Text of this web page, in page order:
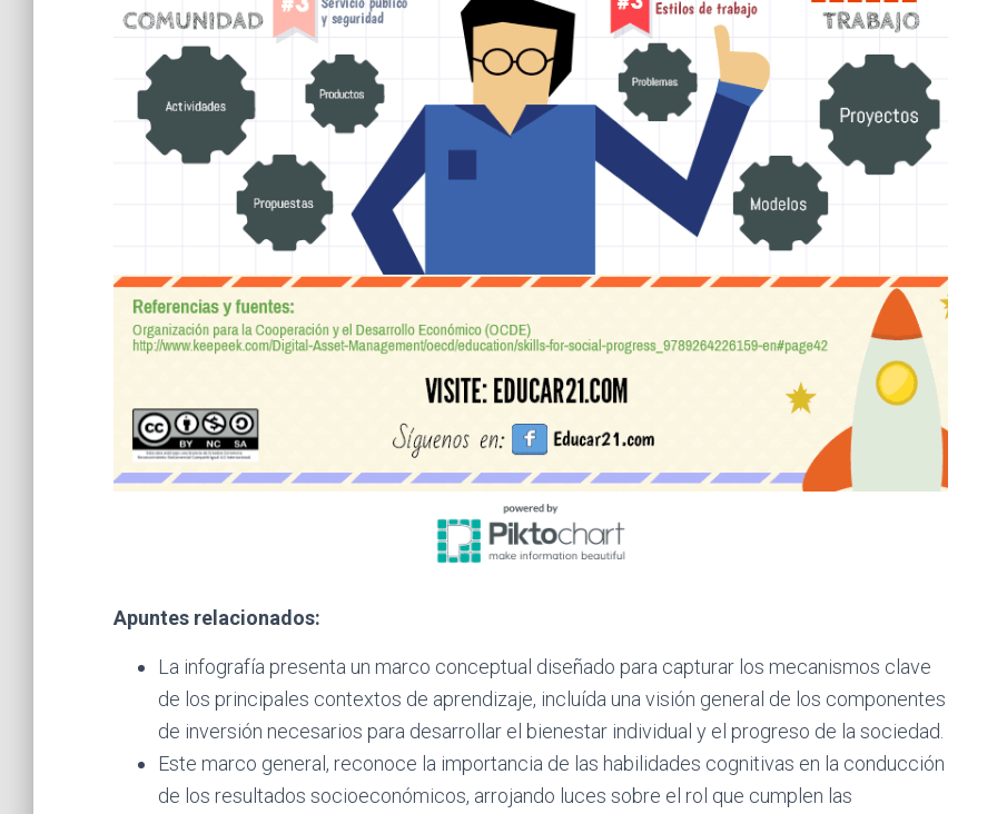
Apuntes relacionados:
La infografía presenta un marco conceptual diseñado para capturar los mecanismos clave
de los principales contextos de aprendizaje, incluída una visión general de los componentes
de inversión necesarios para desarrollar el bienestar individual y el progreso de la sociedad.
Este marco general, reconoce la importancia de las habilidades cognitivas en la conducción
de los resultados socioeconómicos, arrojando luces sobre el rol que cumplen las